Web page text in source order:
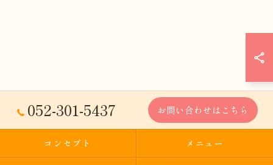
052-301-5437 お問い合わせはこちら
コンセプト メニュー